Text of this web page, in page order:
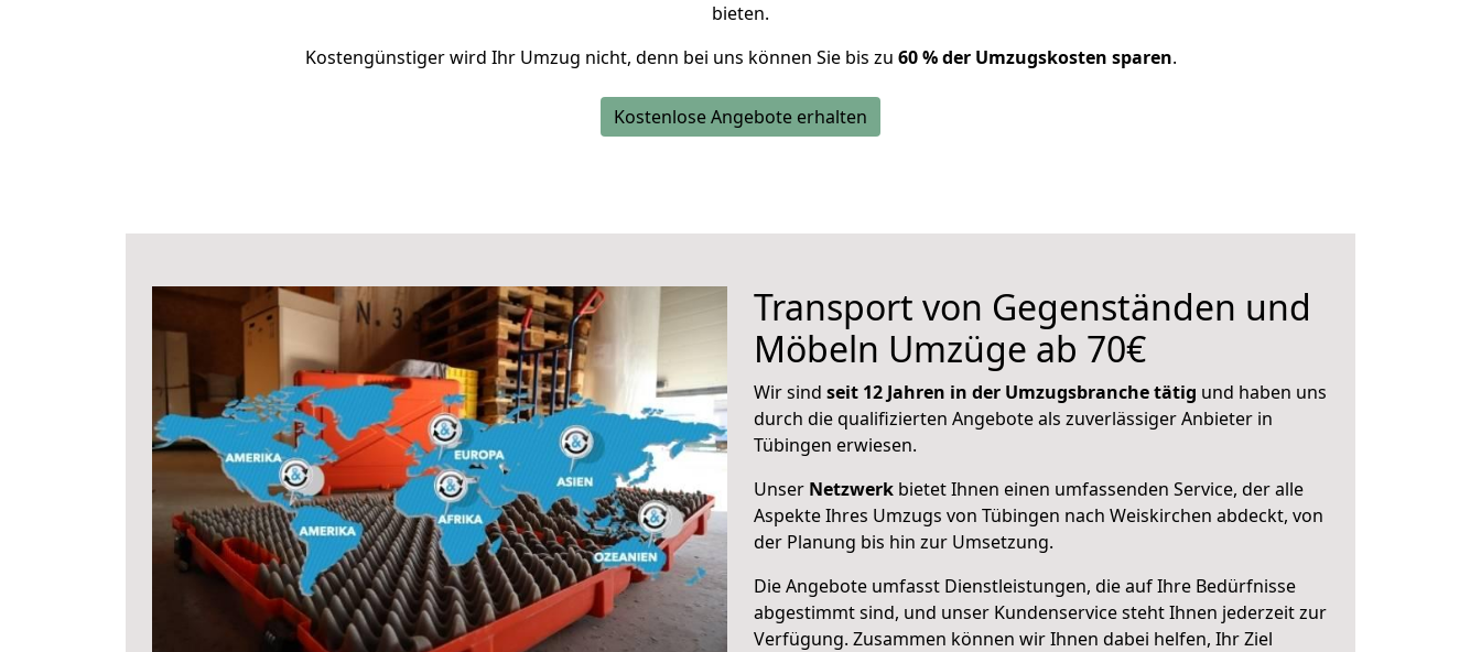
bieten.
Kostengünstiger wird Ihr Umzug nicht, denn bei uns können Sie bis zu 60 % der Umzugskosten sparen.
Kostenlose Angebote erhalten
Transport von Gegenständen und
Möbeln Umzüge ab 70€
Wir sind seit 12 Jahren in der Umzugsbranche tätig und haben uns
durch die qualifizierten Angebote als zuverlässiger Anbieter in
Tübingen erwiesen.
Unser Netzwerk bietet Ihnen einen umfassenden Service, der alle
Aspekte Ihres Umzugs von Tübingen nach Weiskirchen abdeckt, von
der Planung bis hin zur Umsetzung.
Die Angebote umfasst Dienstleistungen, die auf Ihre Bedürfnisse
abgestimmt sind, und unser Kundenservice steht Ihnen jederzeit zur
Verfügung. Zusammen können wir Ihnen dabei helfen, Ihr Ziel